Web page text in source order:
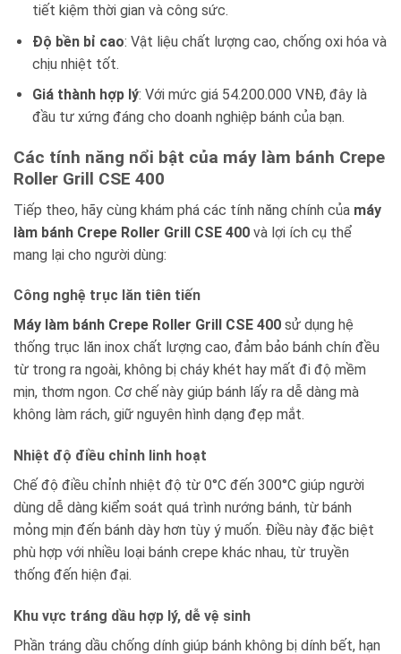
tiết kiệm thời gian và công sức.
Độ bền bỉ cao: Vật liệu chất lượng cao, chống oxi hóa và
chịu nhiệt tốt.
Giá thành hợp lý: Với mức giá 54.200.000 VNĐ, đây là
đầu tư xứng đáng cho doanh nghiệp bánh của bạn.
Các tính năng nổi bật của máy làm bánh Crepe
Roller Grill CSE 400
Tiếp theo, hãy cùng khám phá các tính năng chính của máy
làm bánh Crepe Roller Grill CSE 400 và lợi ích cụ thể
mang lại cho người dùng:
Công nghệ trục lăn tiên tiến
Máy làm bánh Crepe Roller Grill CSE 400 sử dụng hệ
thống trục lăn inox chất lượng cao, đảm bảo bánh chín đều
từ trong ra ngoài, không bị cháy khét hay mất đi độ mềm
mịn, thơm ngon. Cơ chế này giúp bánh lấy ra dễ dàng mà
không làm rách, giữ nguyên hình dạng đẹp mắt.
Nhiệt độ điều chỉnh linh hoạt
Chế độ điều chỉnh nhiệt độ từ 0°C đến 300°C giúp người
dùng dễ dàng kiểm soát quá trình nướng bánh, từ bánh
mỏng mịn đến bánh dày hơn tùy ý muốn. Điều này đặc biệt
phù hợp với nhiều loại bánh crepe khác nhau, từ truyền
thống đến hiện đại.
Khu vực tráng dầu hợp lý, dễ vệ sinh
Phần tráng dầu chống dính giúp bánh không bị dính bết, hạn